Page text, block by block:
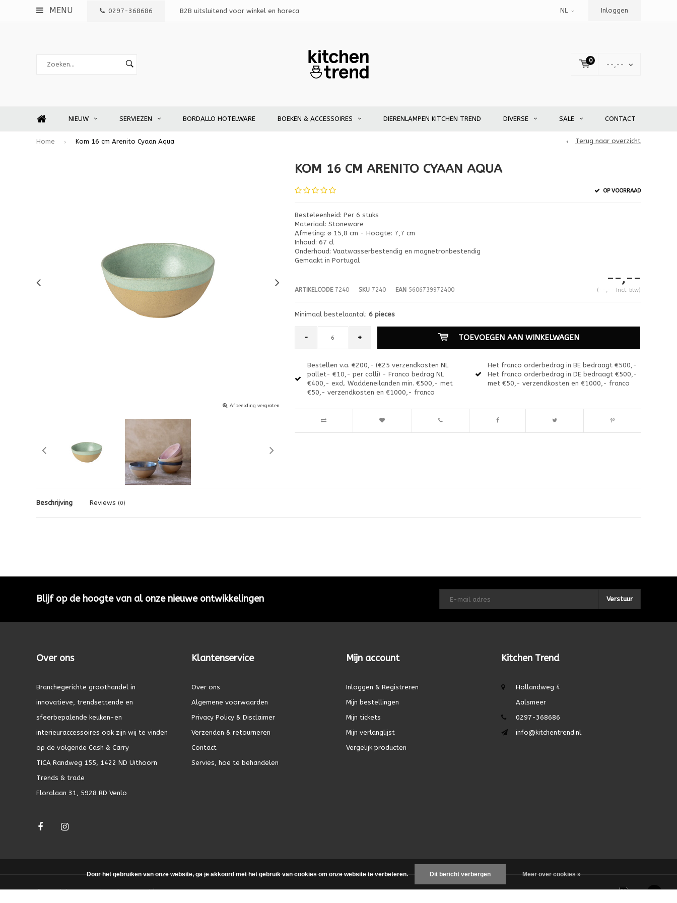
MENU 0297-368686 B2B uitsluitend voor winkel en horeca NL Inloggen
0
--,--
NIEUW SERVIEZEN BORDALLO HOTELWARE BOEKEN & ACCESSOIRES DIERENLAMPEN KITCHEN TREND DIVERSE SALE CONTACT
Home Kom 16 cm Arenito Cyaan Aqua Terug naar overzicht
Afbeelding vergroten
KOM 16 CM ARENITO CYAAN AQUA
OP VOORRAAD
Besteleenheid: Per 6 stuks
Materiaal: Stoneware
Afmeting: ⌀ 15,8 cm - Hoogte: 7,7 cm
Inhoud: 67 cl
Onderhoud: Vaatwasserbestendig en magnetronbestendig
Gemaakt in Portugal
ARTIKELCODE7240 SKU7240 EAN5606739972400
--,--
(--,-- Incl. btw)
Minimaal bestelaantal: 6 pieces
- + TOEVOEGEN AAN WINKELWAGEN
Bestellen v.a. €200,- (€25 verzendkosten NL
pallet- €10,- per colli) - Franco bedrag NL
€400,- excl. Waddeneilanden min. €500,- met
€50,- verzendkosten en €1000,- franco
Het franco orderbedrag in BE bedraagt €500,-
Het franco orderbedrag in DE bedraagt €500,-
met €50,- verzendkosten en €1000,- franco
Beschrijving Reviews (0)
Blijf op de hoogte van al onze nieuwe ontwikkelingen Verstuur
Over ons
Branchegerichte groothandel in
innovatieve, trendsettende en
sfeerbepalende keuken-en
interieuraccessoires ook zijn wij te vinden
op de volgende Cash & Carry
TICA Randweg 155, 1422 ND Uithoorn
Trends & trade
Floralaan 31, 5928 RD Venlo
Klantenservice
Over ons
Algemene voorwaarden
Privacy Policy & Disclaimer
Verzenden & retourneren
Contact
Servies, hoe te behandelen
Mijn account
Inloggen & Registreren
Mijn bestellingen
Mijn tickets
Mijn verlanglijst
Vergelijk producten
Kitchen Trend
Hollandweg 4
Aalsmeer
0297-368686
info@kitchentrend.nl
© Copyright 2026 - Theme byDMWS.nl|
Door het gebruiken van onze website, ga je akkoord met het gebruik van cookies om onze website te verbeteren. Dit bericht verbergen Meer over cookies »